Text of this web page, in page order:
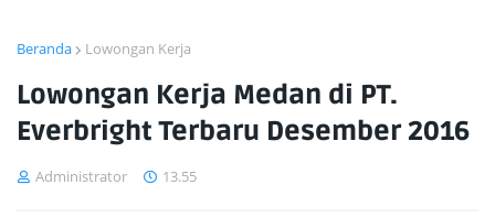
Beranda Lowongan Kerja
Lowongan Kerja Medan di PT.
Everbright Terbaru Desember 2016
Administrator 13.55